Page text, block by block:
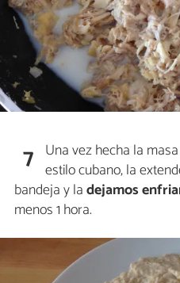
7 Una vez hecha la
estilo cubano, la
bandeja y ladejamos
menos 1 hora.